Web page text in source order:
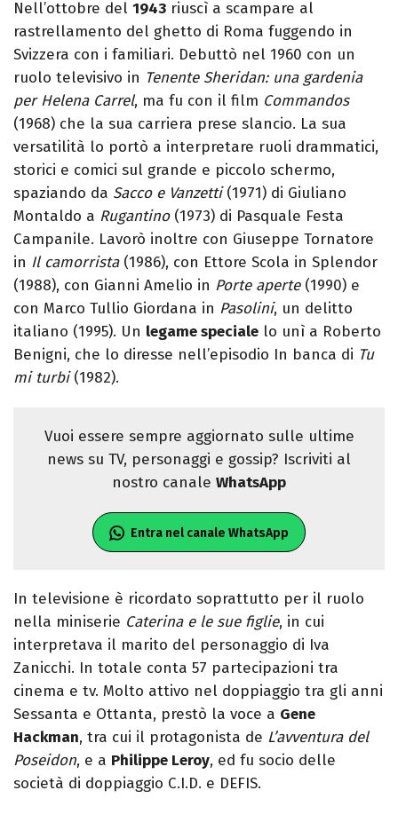
Nell’ottobre del 1943 riuscì a scampare al
rastrellamento del ghetto di Roma fuggendo in
Svizzera con i familiari. Debuttò nel 1960 con un
ruolo televisivo in Tenente Sheridan: una gardenia
per Helena Carrel, ma fu con il film Commandos
(1968) che la sua carriera prese slancio. La sua
versatilità lo portò a interpretare ruoli drammatici,
storici e comici sul grande e piccolo schermo,
spaziando da Sacco e Vanzetti(1971) di Giuliano
Montaldo a Rugantino(1973) di Pasquale Festa
Campanile. Lavorò inoltre con Giuseppe Tornatore
in Il camorrista(1986), con Ettore Scola in Splendor
(1988), con Gianni Amelio in Porte aperte(1990) e
con Marco Tullio Giordana in Pasolini, un delitto
italiano (1995). Un legame speciale lo unì a Roberto
Benigni, che lo diresse nell’episodio In banca di Tu
mi turbi(1982).
Vuoi essere sempre aggiornato sulle ultime
news su TV, personaggi e gossip? Iscriviti al
nostro canale WhatsApp
Entra nel canale WhatsApp
In televisione è ricordato soprattutto per il ruolo
nella miniserie Caterina e le sue figlie, in cui
interpretava il marito del personaggio di Iva
Zanicchi. In totale conta 57 partecipazioni tra
cinema e tv. Molto attivo nel doppiaggio tra gli anni
Sessanta e Ottanta, prestò la voce a Gene
Hackman, tra cui il protagonista de L’avventura del
Poseidon, e a Philippe Leroy, ed fu socio delle
società di doppiaggio C.I.D. e DEFIS.